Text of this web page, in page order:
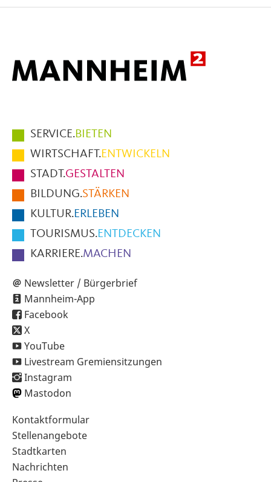
Hauptmenüpunkte
im
Fußbereich
der
Seite
SERVICE.BIETEN
WIRTSCHAFT.ENTWICKELN
STADT.GESTALTEN
BILDUNG.STÄRKEN
KULTUR.ERLEBEN
TOURISMUS.ENTDECKEN
KARRIERE.MACHEN
Newsletter / Bürgerbrief
Mannheim-App
Facebook
X
YouTube
Livestream Gremiensitzungen
Instagram
Mastodon
Sekundärnavigation
im
Fußbereich
Kontaktformular
Stellenangebote
Stadtkarten
Nachrichten